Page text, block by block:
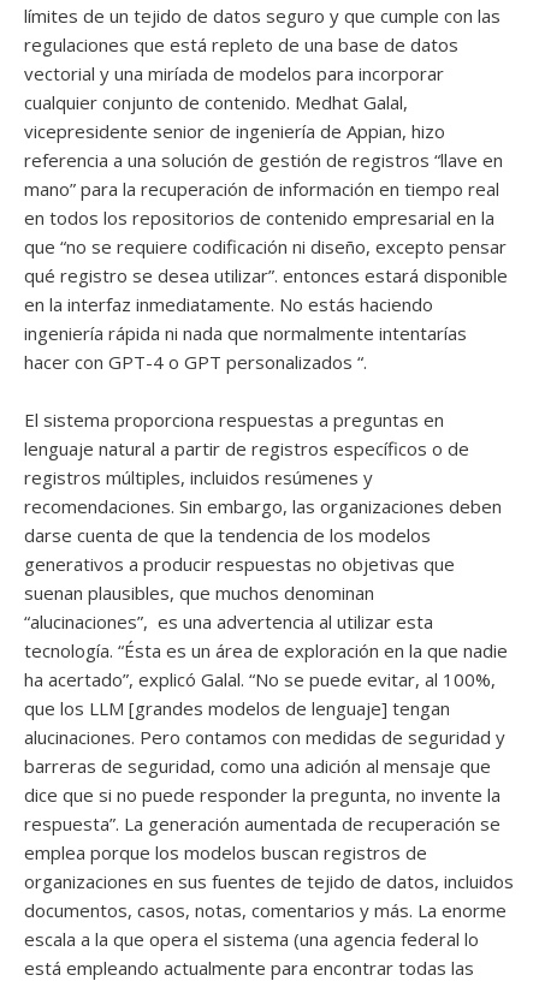
límites de un tejido de datos seguro y que cumple con las
regulaciones que está repleto de una base de datos
vectorial y una miríada de modelos para incorporar
cualquier conjunto de contenido. Medhat Galal,
vicepresidente senior de ingeniería de Appian, hizo
referencia a una solución de gestión de registros “llave en
mano” para la recuperación de información en tiempo real
en todos los repositorios de contenido empresarial en la
que “no se requiere codificación ni diseño, excepto pensar
qué registro se desea utilizar”. entonces estará disponible
en la interfaz inmediatamente. No estás haciendo
ingeniería rápida ni nada que normalmente intentarías
hacer con GPT-4 o GPT personalizados “.
El sistema proporciona respuestas a preguntas en
lenguaje natural a partir de registros específicos o de
registros múltiples, incluidos resúmenes y
recomendaciones. Sin embargo, las organizaciones deben
darse cuenta de que la tendencia de los modelos
generativos a producir respuestas no objetivas que
suenan plausibles, que muchos denominan
“alucinaciones”, es una advertencia al utilizar esta
tecnología. “Ésta es un área de exploración en la que nadie
ha acertado”, explicó Galal. “No se puede evitar, al 100%,
que los LLM [grandes modelos de lenguaje] tengan
alucinaciones. Pero contamos con medidas de seguridad y
barreras de seguridad, como una adición al mensaje que
dice que si no puede responder la pregunta, no invente la
respuesta”. La generación aumentada de recuperación se
emplea porque los modelos buscan registros de
organizaciones en sus fuentes de tejido de datos, incluidos
documentos, casos, notas, comentarios y más. La enorme
escala a la que opera el sistema (una agencia federal lo
está empleando actualmente para encontrar todas las